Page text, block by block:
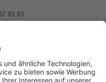
85 85
85-85
Wien
Portal